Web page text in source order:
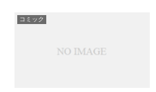
の期待、そして謎に包まれた素顔
に迫ります。吾峠先生の今後の活
作品が生まれるのでしょうか？
コミック